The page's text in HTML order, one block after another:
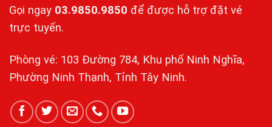
Gọi ngay 03.9850.9850 để được hỗ trợ đặt vé
trực tuyến.
Phòng vé: 103 Đường 784, Khu phố Ninh Nghĩa,
Phường Ninh Thạnh, Tỉnh Tây Ninh.